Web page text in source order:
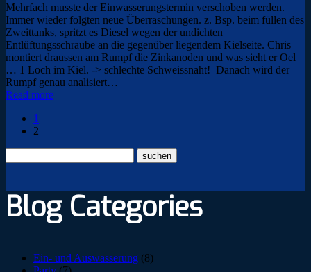
Mehrfach musste der Einwasserungstermin verschoben werden.
Immer wieder folgten neue Überraschungen. z. Bsp. beim füllen des
Zweittanks, spritzt es Diesel wegen der undichten
Entlüftungsschraube an die gegenüber liegendem Kielseite. Chris
montiert draussen am Rumpf die Zinkanoden und was sieht er Oel
… 1 Loch im Kiel. -> schlechte Schweissnaht! Danach wird der
Rumpf genau analisiert…
Read more
1
2
Blog Categories
Ein- und Auswasserung (8)